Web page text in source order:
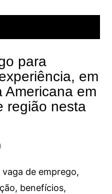
para
em
Americana em
região nesta
de emprego,
benefícios,